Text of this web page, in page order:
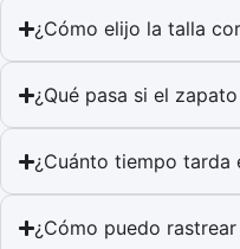
¿Cómo elijo la talla
¿Qué pasa si el
¿Cuánto tiempo tarda
¿Cómo puedo